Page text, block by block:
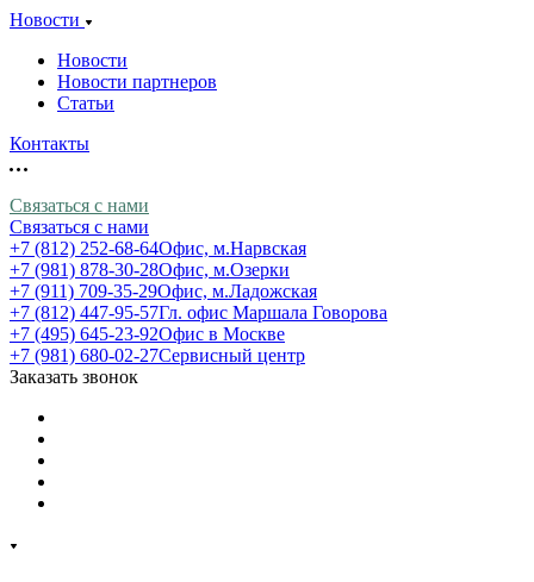
Новости
Новости
Новости партнеров
Статьи
Контакты
Связаться с нами
Связаться с нами
+7 (812) 252-68-64Офис, м.Нарвская
+7 (981) 878-30-28Офис, м.Озерки
+7 (911) 709-35-29Офис, м.Ладожская
+7 (812) 447-95-57Гл. офис Маршала Говорова
+7 (495) 645-23-92Офис в Москве
+7 (981) 680-02-27Сервисный центр
Заказать звонок